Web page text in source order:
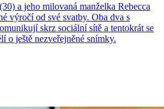
a jeho milovaná manželka Rebecca
výročí od své svatby. Oba dva s
skrz sociální sítě a tentokrát se
o ještě nezveřejněné snímky.